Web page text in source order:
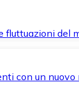
fluttuazioni del
con un nuovo